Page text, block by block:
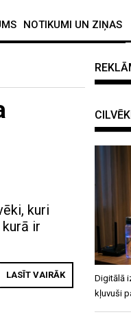
NOTIKUMI UN ZIŅAS
kuri
ir
LASĪT VAIRĀK
Digitālā
kļuvuši